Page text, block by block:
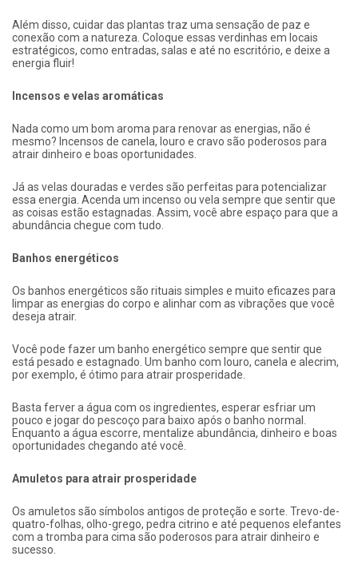
Além disso, cuidar das plantas traz uma sensação de paz e
conexão com a natureza. Coloque essas verdinhas em locais
estratégicos, como entradas, salas e até no escritório, e deixe a
energia fluir!
Incensos e velas aromáticas
Nada como um bom aroma para renovar as energias, não é
mesmo? Incensos de canela, louro e cravo são poderosos para
atrair dinheiro e boas oportunidades.
Já as velas douradas e verdes são perfeitas para potencializar
essa energia. Acenda um incenso ou vela sempre que sentir que
as coisas estão estagnadas. Assim, você abre espaço para que a
abundância chegue com tudo.
Banhos energéticos
Os banhos energéticos são rituais simples e muito eficazes para
limpar as energias do corpo e alinhar com as vibrações que você
deseja atrair.
Você pode fazer um banho energético sempre que sentir que
está pesado e estagnado. Um banho com louro, canela e alecrim,
por exemplo, é ótimo para atrair prosperidade.
Basta ferver a água com os ingredientes, esperar esfriar um
pouco e jogar do pescoço para baixo após o banho normal.
Enquanto a água escorre, mentalize abundância, dinheiro e boas
oportunidades chegando até você.
Amuletos para atrair prosperidade
Os amuletos são símbolos antigos de proteção e sorte. Trevo-de-
quatro-folhas, olho-grego, pedra citrino e até pequenos elefantes
com a tromba para cima são poderosos para atrair dinheiro e
sucesso.